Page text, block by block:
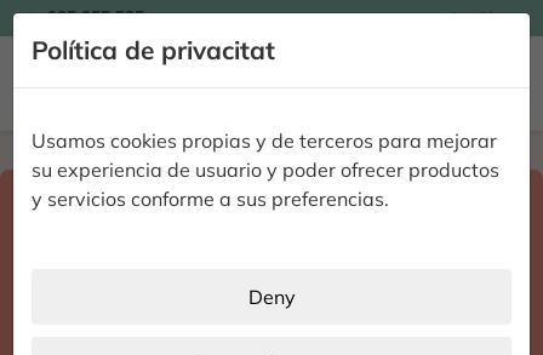
Política de privacitat
Usamos cookies propias y de terceros para mejorar
su experiencia de usuario y poder ofrecer productos
y servicios conforme a sus preferencias.
Deny
935 955 525 Catalán
 
Home Enviar flores a domicilio Toledo
Select destination and delivery date